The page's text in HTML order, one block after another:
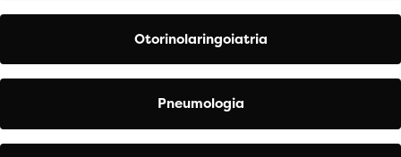
Otorinolaringoiatria
Pneumologia